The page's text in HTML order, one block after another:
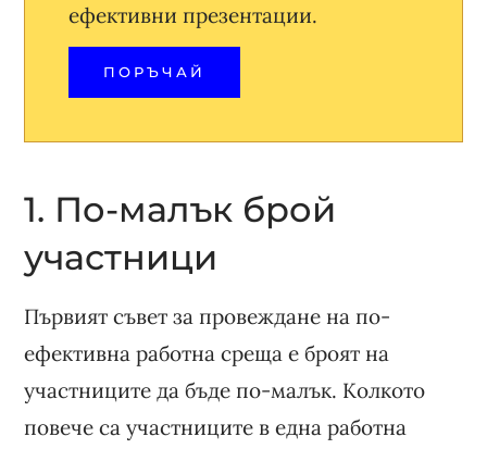
ефективни презентации.
ПОРЪЧАЙ
1. По-малък брой
участници
Първият съвет за провеждане на по-
ефективна работна среща е броят на
участниците да бъде по-малък. Колкото
повече са участниците в една работна